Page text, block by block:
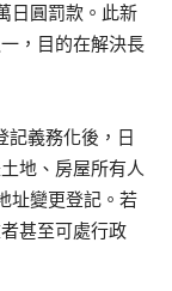
日圓罰款。此新
，目的在解決長
記義務化後，日
地、房屋所有人
址變更登記。若
甚至可處行政